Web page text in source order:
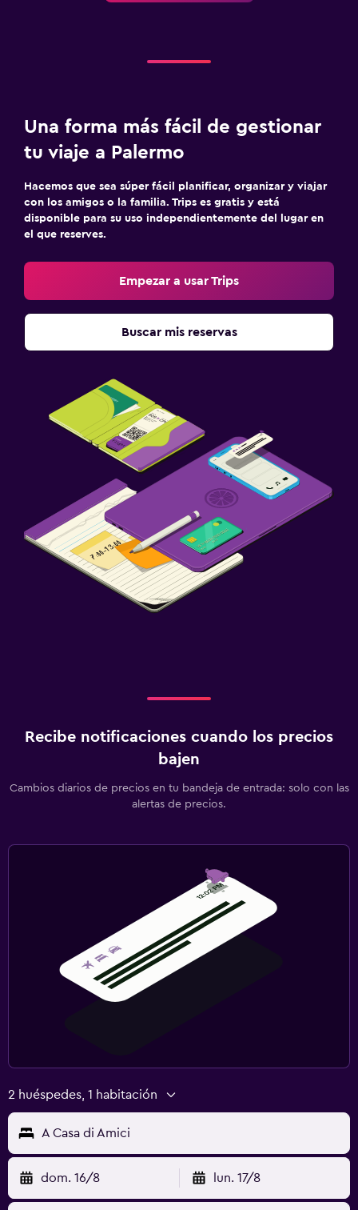
Habitaciones para no fumadores disponibles
Almohada sin plumas
Ideal para familias
Cuna/cama nido disponibles
Libros, DVD, música para niños
Una forma más fácil de gestionar
tu viaje a Palermo
Hacemos que sea súper fácil planificar, organizar y viajar
con los amigos o la familia. Trips es gratis y está
disponible para su uso independientemente del lugar en
el que reserves.
Empezar a usar Trips
Buscar mis reservas
Recibe notificaciones cuando los precios
bajen
Cambios diarios de precios en tu bandeja de entrada: solo con las
alertas de precios.
2 huéspedes, 1 habitación
A Casa di Amici
dom. 16/8 lun. 17/8